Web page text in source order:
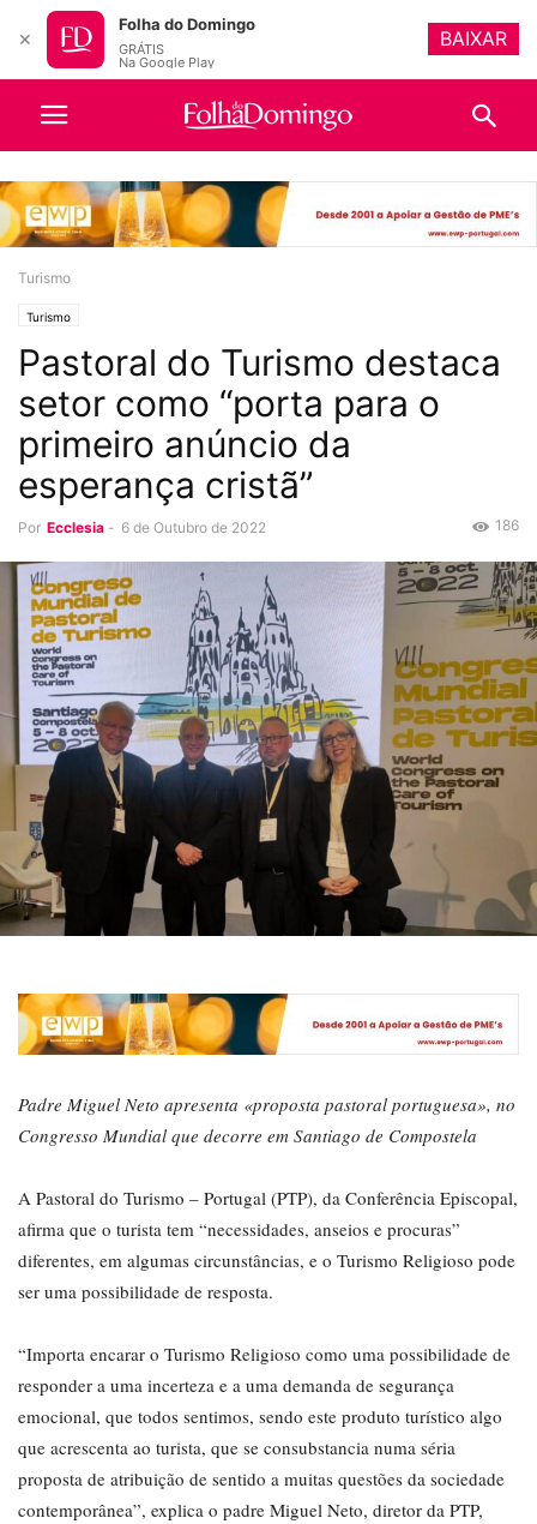
Turismo
Turismo
Pastoral do Turismo destaca
setor como “porta para o
primeiro anúncio da
esperança cristã”
Por Ecclesia - 6 de Outubro de 2022 186
Padre Miguel Neto apresenta «proposta pastoral portuguesa», no
Congresso Mundial que decorre em Santiago de Compostela
A Pastoral do Turismo – Portugal (PTP), da Conferência Episcopal,
afirma que o turista tem “necessidades, anseios e procuras”
diferentes, em algumas circunstâncias, e o Turismo Religioso pode
ser uma possibilidade de resposta.
“Importa encarar o Turismo Religioso como uma possibilidade de
responder a uma incerteza e a uma demanda de segurança
emocional, que todos sentimos, sendo este produto turístico algo
que acrescenta ao turista, que se consubstancia numa séria
proposta de atribuição de sentido a muitas questões da sociedade
contemporânea”, explica o padre Miguel Neto, diretor da PTP,
✕
Folha do Domingo
GRÁTIS
Na Google Play
BAIXAR